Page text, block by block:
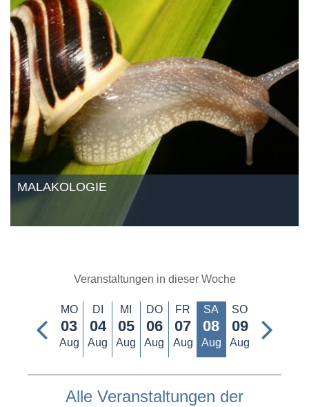
MALAKOLOGIE
Veranstaltungen in dieser Woche
MO
03
Aug
DI
04
Aug
MI
05
Aug
DO
06
Aug
FR
07
Aug
SA
08
Aug
SO
09
Aug
Alle Veranstaltungen der